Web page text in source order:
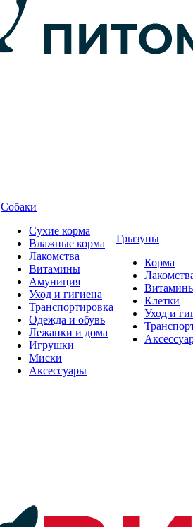
Собаки
Сухие корма
Влажные корма
Лакомства
Витамины
Амуниция
Уход и гигиена
Транспортировка
Одежда и обувь
Лежанки и дома
Игрушки
Миски
Аксессуары
Грызуны
Корма
Клетки
Уход и